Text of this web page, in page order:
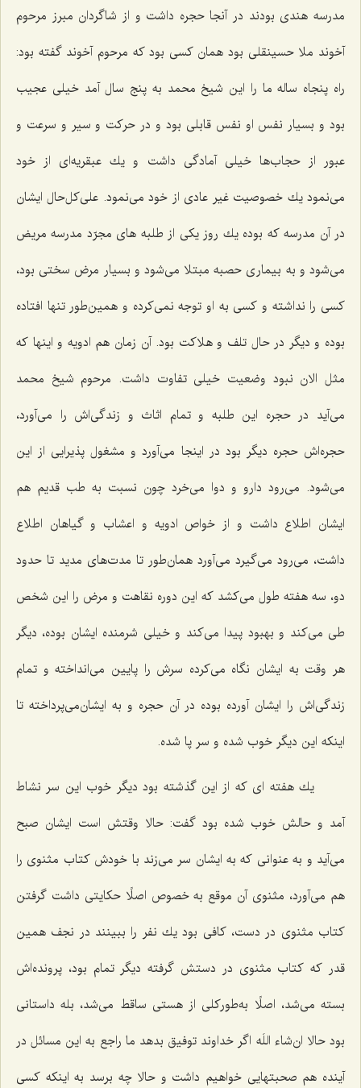
مدرسه هندی بودند در آنجا حجره داشت و از شاگردان مبرز مرحوم
آخوند ملا حسینقلی بود همان كسی بود كه مرحوم آخوند گفته بود:
راه پنجاه ساله ما را این شیخ محمد به پنج سال آمد خیلی عجیب
بود و بسیار نفس او نفس قابلی بود و در حركت و سیر و سرعت و
عبور از حجاب‌ها خیلی آمادگی داشت و یك عبقریه‌ای از خود
می‌نمود یك خصوصیت غیر عادی از خود می‌نمود. علی‌كل‌حال ایشان
در آن مدرسه كه بوده یك روز یكی از طلبه های مجرّد مدرسه مریض
می‌شود و به بیماری حصبه مبتلا می‌شود و بسیار مرض سختی بود،
كسی را نداشته و كسی به او توجه نمی‌كرده و همین‌طور تنها افتاده
بوده و دیگر در حال تلف و هلاكت بود. آن زمان هم ادویه و اینها كه
مثل الان نبود وضعیت خیلی تفاوت داشت. مرحوم شیخ محمد
می‌آید در حجره این طلبه و تمام اثاث و زندگی‌اش را می‌آورد،
حجره‌اش حجره دیگر بود در اینجا می‌آورد و مشغول پذیرایی از این
می‌شود. می‌رود دارو و دوا می‌خرد چون نسبت به طب قدیم هم
ایشان اطلاع داشت و از خواص ادویه و اعشاب و گیاهان اطلاع
داشت، می‌رود می‌گیرد می‌آورد همان‌طور تا مدت‌های مدید تا حدود
دو، سه هفته طول می‌كشد كه این دوره نقاهت و مرض را این شخص
طی می‌كند و بهبود پیدا می‌كند و خیلی شرمنده ایشان بوده، دیگر
هر وقت به ایشان نگاه می‌كرده سرش را پایین می‌انداخته و تمام
زندگی‌اش را ایشان آورده بوده در آن حجره و به ایشان‌می‌پرداخته تا
اینكه این دیگر خوب شده و سر پا شده.
یك هفته ای كه از این گذشته بود دیگر خوب این سر نشاط
آمد و حالش خوب شده بود گفت: حالا وقتش است ایشان صبح
می‌آید و به عنوانی كه به ایشان سر می‌زند با خودش كتاب مثنوی را
هم می‌آورد، مثنوی آن موقع به خصوص اصلًا حكایتی داشت گرفتن
كتاب مثنوی در دست، كافی بود یك نفر را ببینند در نجف همین
قدر كه كتاب مثنوی در دستش گرفته دیگر تمام بود، پرونده‌اش
بسته می‌شد، اصلًا به‌طوركلی از هستی ساقط می‌شد، بله داستانی
بود حالا ان‌شاء اللَه اگر خداوند توفیق بدهد ما راجع به این مسائل در
آینده هم صحبتهایی خواهیم داشت و حالا چه برسد به اینكه كسی